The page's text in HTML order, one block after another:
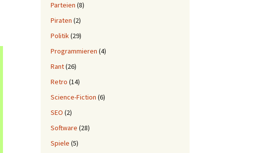
Parteien (8)
Piraten (2)
Politik(29)
Programmieren (4)
Rant(26)
Retro (14)
Science-Fiction (6)
SEO (2)
Software (28)
Spiele (5)